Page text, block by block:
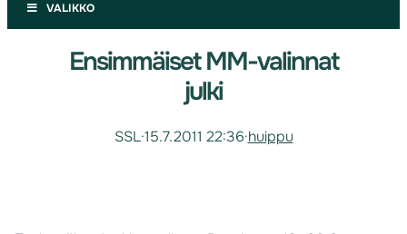
VALIKKO
Ensimmäiset MM-valinnat
julki
SSL·15.7.2011 22:36·huippu